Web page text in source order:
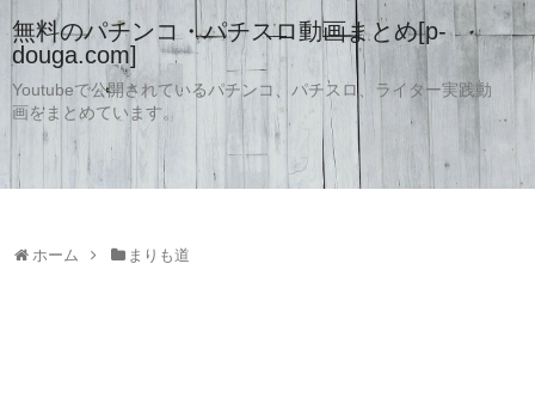
無料のパチンコ・パチスロ動画まとめ[p-
douga.com]
Youtubeで公開されているパチンコ、パチスロ、ライター実践動
画をまとめています。
ホーム まりも道